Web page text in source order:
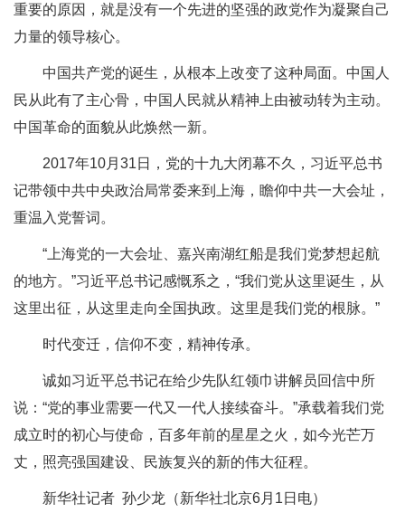
重要的原因，就是没有一个先进的坚强的政党作为凝聚自己
力量的领导核心。
中国共产党的诞生，从根本上改变了这种局面。中国人
民从此有了主心骨，中国人民就从精神上由被动转为主动。
中国革命的面貌从此焕然一新。
2017年10月31日，党的十九大闭幕不久，习近平总书
记带领中共中央政治局常委来到上海，瞻仰中共一大会址，
重温入党誓词。
“上海党的一大会址、嘉兴南湖红船是我们党梦想起航
的地方。”习近平总书记感慨系之，“我们党从这里诞生，从
这里出征，从这里走向全国执政。这里是我们党的根脉。”
时代变迁，信仰不变，精神传承。
诚如习近平总书记在给少先队红领巾讲解员回信中所
说：“党的事业需要一代又一代人接续奋斗。”承载着我们党
成立时的初心与使命，百多年前的星星之火，如今光芒万
丈，照亮强国建设、民族复兴的新的伟大征程。
新华社记者 孙少龙（新华社北京6月1日电）